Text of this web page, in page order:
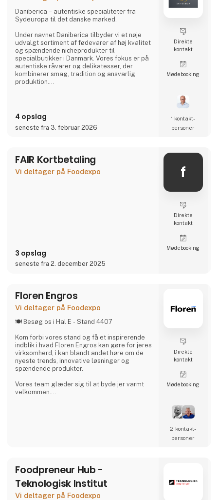
almindelige forbruger.
Vi har stor fokus på smag og konsistens, da
Daniberica – autentiske specialiteter fra
Sydeuropa til det danske marked.
Under navnet Daniberica tilbyder vi et nøje
udvalgt sortiment af fødevarer af høj kvalitet
og spændende nicheprodukter til
specialbutikker i Danmark. Vores fokus er på
autentiske råvarer og delikatesser, der
kombinerer smag, tradition og ansvarlig
produktion.
dokumenteret oprindelse og ansvarlig
produktion.
og Portugal – ud
4 opslag
seneste fra 3. februar 2026
Direkte
kontakt
Møde­booking
1 kontakt­
personer
FAIR Kortbetaling
Vi deltager på Foodexpo
3 opslag
seneste fra 2. december 2025
f
Direkte
kontakt
Møde­booking
Floren Engros
Vi deltager på Foodexpo
🍽️ Besøg os i Hal E - Stand 4407
Kom forbi vores stand og få et inspirerende
indblik i hvad Floren Engros kan gøre for jeres
virksomherd, i kan blandt andet høre om de
nyeste trends, innovative løsninger og
spændende produkter.
Vores team glæder sig til at byde jer varmt
velkommen.
Vi samarbejder blandt andet med DUNI,
Diversey, EcoLab, JVT, Multiline, Abena og
mange flere.
Direkte
kontakt
Møde­booking
2 kontakt­
personer
Foodpreneur Hub -
Teknologisk Institut
Vi deltager på Foodexpo